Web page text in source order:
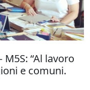
“Al lavoro
e comuni.